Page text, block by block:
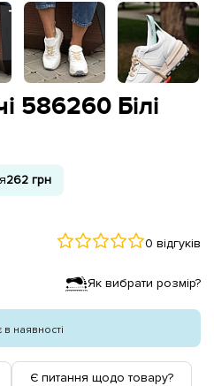
586260 Білі
262 грн
0 відгуків
Як вибрати розмір?
наявності
Є питання щодо товару?